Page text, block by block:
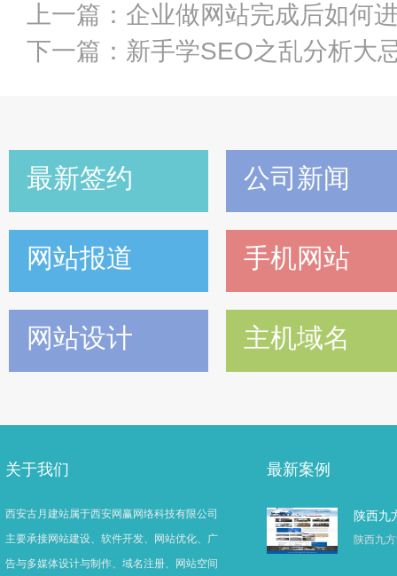
上一篇： 企业做网站完成后如何
下一篇： 新手学SEO之乱分析大
最新签约 公司新闻
网站报道 手机网站
网站设计 主机域名
关于我们
西安古月建站属于西安网赢网络科技有限公司
主要承接网站建设、软件开发、网站优化、广
告与多媒体设计与制作、域名注册、网站空间
最新案例
陕西九
陕西九